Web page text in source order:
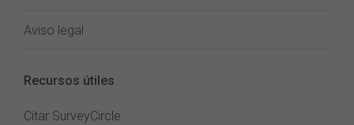
Aviso legal
Recursos útiles
Citar SurveyCircle